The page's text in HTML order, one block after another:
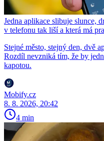
Jedna aplikace slibuje slunce,
v telefonu tak liší a která má
Stejné město, stejný den, dvě
Rozdíl nevzniká tím, že by
kapotou.
Mobify.cz
8. 8. 2026, 20:42
4 min